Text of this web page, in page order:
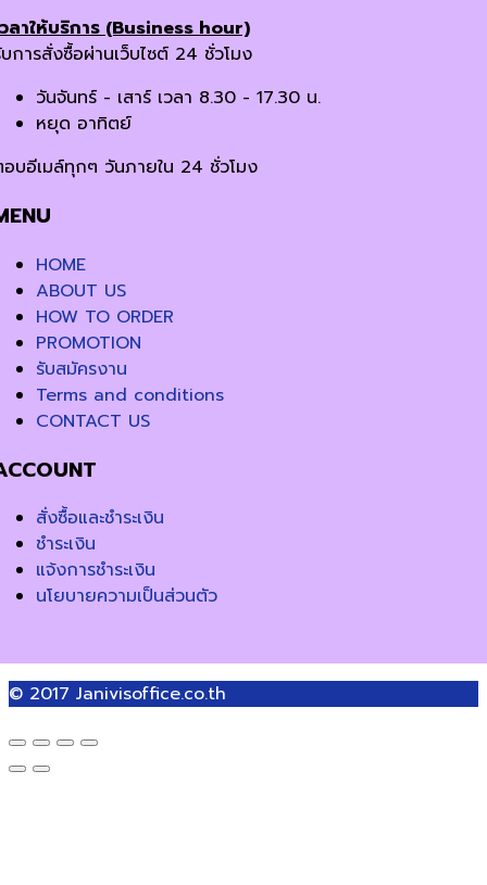
ลาให้บริการ (Business hour)
การสั่งซื้อผ่านเว็บไซต์ 24 ชั่วโมง
วันจันทร์ - เสาร์ เวลา 8.30 - 17.30 น.
หยุด อาทิตย์
บอีเมล์ทุกๆ วันภายใน 24 ชั่วโมง
HOME
ABOUT US
HOW TO ORDER
PROMOTION
รับสมัครงาน
Terms and conditions
CONTACT US
สั่งซื้อและชำระเงิน
ชำระเงิน
แจ้งการชำระเงิน
นโยบายความเป็นส่วนตัว
© 2017 Janivisoffice.co.th